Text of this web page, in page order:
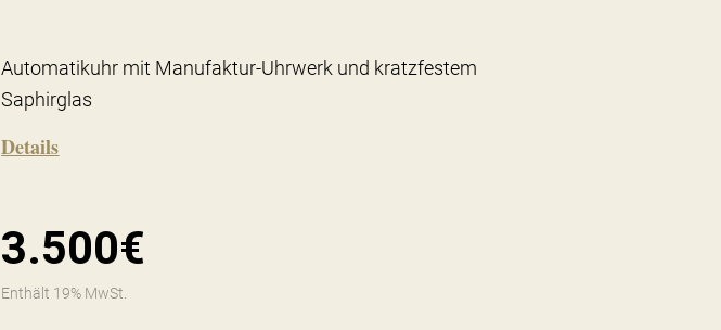
Automatikuhr mit Manufaktur-Uhrwerk und kratzfestem
Saphirglas
Details
3.500€
Enthält 19% MwSt.